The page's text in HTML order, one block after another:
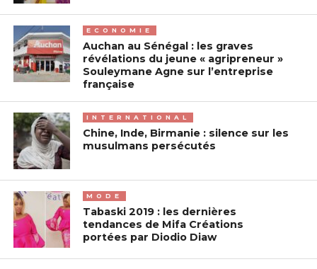
ECONOMIE
Auchan au Sénégal : les graves
révélations du jeune « agripreneur »
Souleymane Agne sur l’entreprise
française
INTERNATIONAL
Chine, Inde, Birmanie : silence sur les
musulmans persécutés
MODE
Tabaski 2019 : les dernières
tendances de Mifa Créations
portées par Diodio Diaw